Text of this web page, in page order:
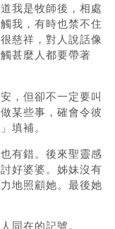
我是牧師後，相處
我，有時也禁不住
慈祥，對人說話像
甚麼人都要帶著
，但卻不一定要叫
某些事，確會令彼
填補。
有錯。後來聖靈感
好婆婆。姊妹沒有
地照顧她。最後她
同在的記號。